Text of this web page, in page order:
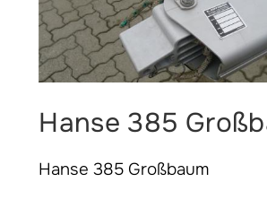
Hanse 385
Hanse 385 Großbaum